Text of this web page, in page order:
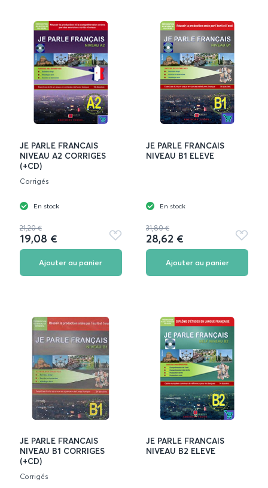
JE PARLE FRANCAIS
NIVEAU A2 CORRIGES
(+CD)
Corrigés
En stock
21,20 €
19,08 €
Ajouter
aux
Ajouter au panier
JE PARLE FRANCAIS
NIVEAU B1 ELEVE
En stock
31,80 €
28,62 €
Ajouter
aux
Ajouter au panier
JE PARLE FRANCAIS
NIVEAU B1 CORRIGES
(+CD)
Cοrrigés
JE PARLE FRANCAIS
NIVEAU B2 ELEVE